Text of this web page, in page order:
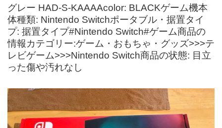
グレー HAD-S-KAAAAcolor: BLACKゲーム機本
体種類: Nintendo Switchポータブル・据置タイ
プ: 据置タイプ#Nintendo Switch#ゲーム商品の
情報カテゴリー:ゲーム・おもちゃ・グッズ>>>テ
レビゲーム>>>Nintendo Switch商品の状態: 目立
った傷や汚れなし